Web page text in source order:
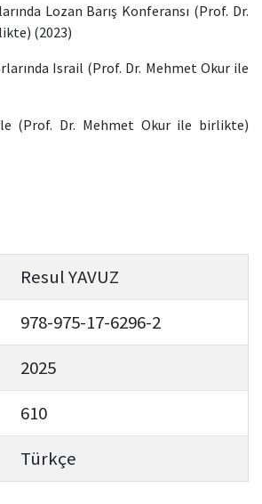
Lozan Barış Konferansı (Prof. Dr.
(2023)
Israil (Prof. Dr. Mehmet Okur ile
(Prof. Dr. Mehmet Okur ile birlikte)
Resul YAVUZ
978-975-17-6296-2
2025
610
Türkçe